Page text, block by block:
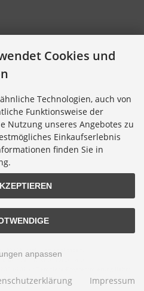
MwSt. zzgl.
• Alle Rechte vorbehalten
Cookies und
Technologien, auch von
Funktionsweise der
Nutzung unseres Angebotes zu
Einkaufserlebnis
finden Sie in
anpassen
Impressum